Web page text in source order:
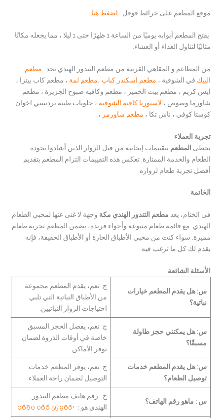
موقع المطعم على خرائط قوقل : اضغط هنا
يفتح المطعم أبوابه يوميًا من الساعة 1 ظهرًا حتى 1 ليلا ، مما يجعله مكانًا
مثاليًا لتناول الغداء أو العشاء.
من المطاعم و المقاهي القريبة من مطعم التندور الهندي نجد : مطعم
البيك في الشوقية ، مطعم اسكندر كباب ،مطعم لمة ، مطعم كاب بيتزا ،
ايس كريم ، مطعم بيت الخمير ، مطعم وكافيه صبوح الجزيرة ، مطعم
شاورما وصوص ، لاستوريا كافيه الشوقيه
كوستا كوفي ، ناش تكا ، مطعم شاورمر ،
تجربة العملاء
يحظى المطعم بتقييمات إيجابية من قبل الزوار الذين أشادوا بجودة
الطعام والخدمة الممتازة. تعكس هذه التقييمات التزام المطعم بتقديم
أفضل تجربة طعام لزواره.
الخاتمة
في الختام، يعد مطعم التندور الهندي مكة وجهة لا غنى عنها لمحبي الطعام
الهندي. مع قائمة طعام متنوعة وأجواء فريدة، يضمن المطعم تجربة طعام
مميزة. سواء كنت من محبي الأطباق الحارة أو الأطباق الخفيفة، فإنه
يقدم لك كل ما ترغب فيه.
الأسئلة الشائعة
س: هل يقدم المطعم خيارات
نباتية؟
ج: نعم، يقدم المطعم مجموعة
من الأطباق النباتية التي تلبي
احتياجات الزوار النباتيين.
س: هل يمكنني حجز طاولة
مسبقًا؟
ج: نعم، يفضل الحجز المسبق
خاصة في أوقات الذروة لضمان
توفر الأماكن.
س: هل يقدم المطعم خدمات
توصيل الطعام؟
ج: نعم، يوفر المطعم خدمات
التوصيل لضمان راحة العملاء.
س : ماهو رقم الهاتف؟
ج : رقم هاتف مطعم التندور
الهندي هو : +966 55 066 0680